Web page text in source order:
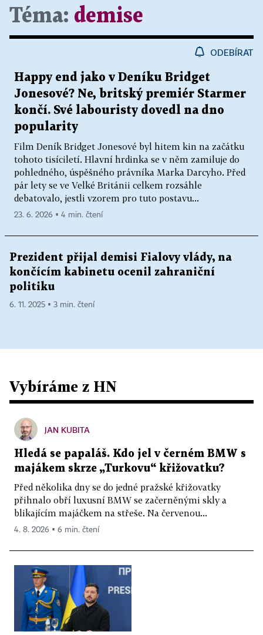
Téma: demise
ODEBÍRAT
Happy end jako v Deníku Bridget
Jonesové? Ne, britský premiér Starmer
končí. Své labouristy dovedl na dno
popularity
Film Deník Bridget Jonesové byl hitem kin na začátku
tohoto tisíciletí. Hlavní hrdinka se v něm zamiluje do
pohledného, úspěšného právníka Marka Darcyho. Před
pár lety se ve Velké Británii celkem rozsáhle
debatovalo, jestli vzorem pro tuto postavu...
23. 6. 2026 ▪ 4 min. čtení
Prezident přijal demisi Fialovy vlády, na
končícím kabinetu ocenil zahraniční
politiku
6. 11. 2025 ▪ 3 min. čtení
Vybíráme z HN
JAN KUBITA
Hledá se papaláš. Kdo jel v černém BMW s
majákem skrze „Turkovu“ křižovatku?
Před několika dny se do jedné pražské křižovatky
přihnalo obří luxusní BMW se začerněnými skly a
blikajícím majáčkem na střeše. Na červenou...
4. 8. 2026 ▪ 6 min. čtení